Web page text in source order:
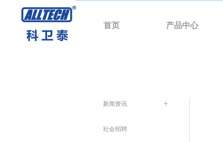
首页 产品中心
ꄶ
新闻资讯
社会招聘